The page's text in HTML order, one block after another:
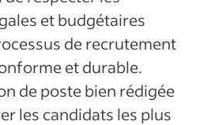
et budgétaires
de recrutement
et durable.
de poste bien rédigée
les candidats les plus